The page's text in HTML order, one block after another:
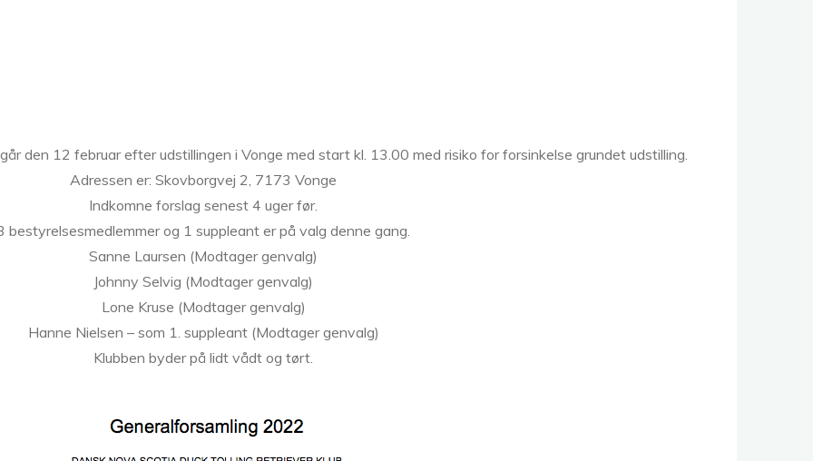
den 12 februar efter udstillingen i Vonge med start kl. 13.00 med risiko for forsinkelse grundet udstilling.
Adressen er: Skovborgvej 2, 7173 Vonge
Indkomne forslag senest 4 uger før.
bestyrelsesmedlemmer og 1 suppleant er på valg denne gang.
Sanne Laursen (Modtager genvalg)
Johnny Selvig (Modtager genvalg)
Lone Kruse (Modtager genvalg)
Hanne Nielsen – som 1. suppleant (Modtager genvalg)
Klubben byder på lidt vådt og tørt.